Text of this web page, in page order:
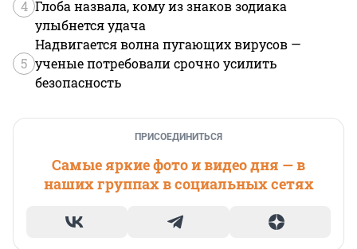
4 Глоба назвала, кому из знаков зодиака
улыбнется удача
5
Надвигается волна пугающих вирусов —
ученые потребовали срочно усилить
безопасность
ПРИСОЕДИНИТЬСЯ
Самые яркие фото и видео дня — в
наших группах в социальных сетях